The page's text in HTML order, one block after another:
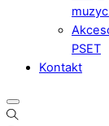
PSET
Kontakt